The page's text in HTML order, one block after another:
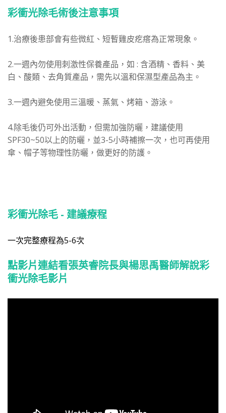
彩衝光除毛術後注意事項
1.治療後患部會有些微紅、短暫雞皮疙瘩為正常現象。
2.一週內勿使用刺激性保養產品，如 : 含酒精、香料、美
白、酸類、去角質產品，需先以溫和保濕型產品為主。
3.一週內避免使用三溫暖、蒸氣、烤箱、游泳。
4.除毛後仍可外出活動，但需加強防曬，建議使用
SPF30~50以上的防曬，並3-5小時補擦一次，也可再使用
傘、帽子等物理性防曬，做更好的防護。
彩衝光除毛 - 建議療程
一次完整療程為5-6次
點影片連結看張英睿院長與楊思禹醫師解說彩
衝光除毛影片